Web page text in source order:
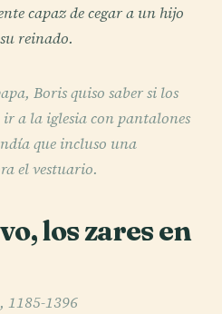
capaz de cegar a un hijo
reinado.
Boris quiso saber si los
a la iglesia con pantalones
que incluso una
el vestuario.
los zares en
1185-1396